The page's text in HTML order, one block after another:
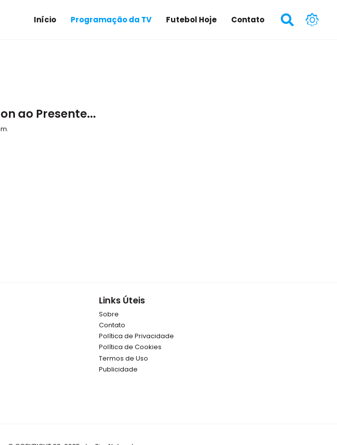
Início Programação da TV Futebol Hoje Contato
ao Presente...
Links Úteis
Sobre
Contato
Política de Privacidade
Política de Cookies
Termos de Uso
Publicidade